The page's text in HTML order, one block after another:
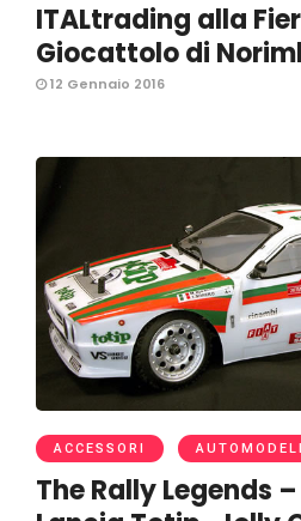
ITALtrading alla
Giocattolo di
12 Gennaio 2016
ACCESSORI
The Rally Legends